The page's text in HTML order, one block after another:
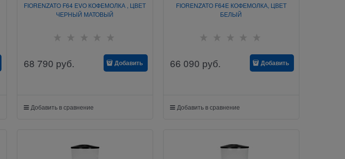
FIORENZATO F64 EVO КОФЕМОЛКА , ЦВЕТ
ЧЕРНЫЙ МАТОВЫЙ
68 790 руб. Добавить
Добавить в сравнение
FIORENZATO F64E КОФЕМОЛКА, ЦВЕТ
БЕЛЫЙ
66 090 руб. Добавить
Добавить в сравнение